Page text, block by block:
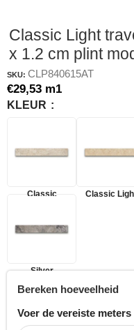
Classic Light
x 1.2 cm plint
SKU: CLP840615AT
€29,53 m1
KLEUR
Classic Classic
Silver
Bereken hoeveelheid
Voer de vereiste meters